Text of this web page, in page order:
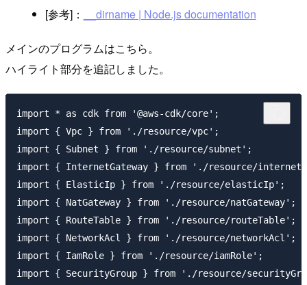
[参考]：
__dirname | Node.js documentation
メインのプログラムはこちら。
ハイライト部分を追記しました。
import * as cdk from '@aws-cdk/core';
import { Vpc } from './resource/vpc';
import { Subnet } from './resource/subnet';
import { InternetGateway } from './resource/
import { ElasticIp } from './resource/elasticIp';
import { NatGateway } from './resource/natGateway';
import { RouteTable } from './resource/routeTable';
import { NetworkAcl } from './resource/networkAcl';
import { IamRole } from './resource/iamRole';
import { SecurityGroup } from './resource/